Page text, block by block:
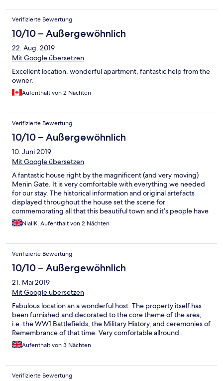
was an unexpected pleasure and honour. Really enjoyed our
stay. The town itself is lovely, the town square packed full of
good shops and excellent restaurants (I'd most certainly
recommend the Captain Cook restaurant) . If you are looking for
a base to visit the WW1 sites and museums, I'd certainly
recommend Menin Gate House - the whole visit was first class
Verifizierte Bewertung
10/10 – Außergewöhnlich
22. Aug. 2019
Mit Google übersetzen
Excellent location, wonderful apartment, fantastic help from the
owner.
Aufenthalt von 2 Nächten
Verifizierte Bewertung
10/10 – Außergewöhnlich
10. Juni 2019
Mit Google übersetzen
A fantastic house right by the magnificent (and very moving)
Menin Gate. It is very comfortable with everything we needed
for our stay. The historical information and original artefacts
displayed throughout the house set the scene for
commemorating all that this beautiful town and it’s people have
endured. Ben, the host, was fantastic, informative and couldn’t
do enough for us - thank you once again Ben as you helped
very emotional experience, they will not be forgotten.
NiallK, Aufenthalt von 2 Nächten
Verifizierte Bewertung
10/10 – Außergewöhnlich
21. Mai 2019
Mit Google übersetzen
Fabulous location an a wonderful host. The property itself has
been furnished and decorated to the core theme of the area,
i.e. the WW1 Battlefields, the Military History, and ceremonies of
Remembrance of that time. Very comfortable allround.
Aufenthalt von 3 Nächten
Verifizierte Bewertung